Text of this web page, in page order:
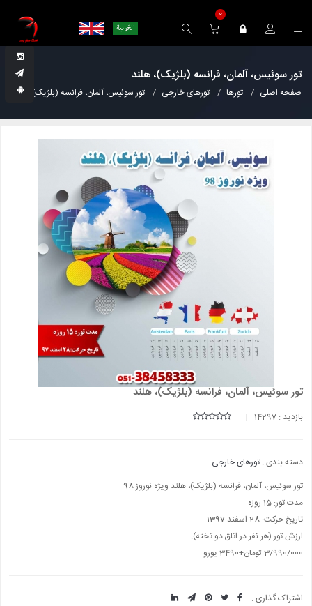
0
تور سوئیس، آلمان، فرانسه (بلژیک)، هلند
صفحه اصلی تورها تورهای خارجی تور سوئیس، آلمان، فرانسه (بلژیک)، هلند
تور سوئیس، آلمان، فرانسه (بلژیک)، هلند
بازدید : 14297 |
دسته بندی : تورهای خارجی
تور سوئیس، آلمان، فرانسه (بلژیک)، هلند ویژه نوروز 98
مدت تور: 15 روزه
تاریخ حرکت: 28 اسفند 1397
ارزش تور (هر نفر در اتاق دو تخته):
3/990/000 تومان+3490 یورو
اشتراک گذاری :